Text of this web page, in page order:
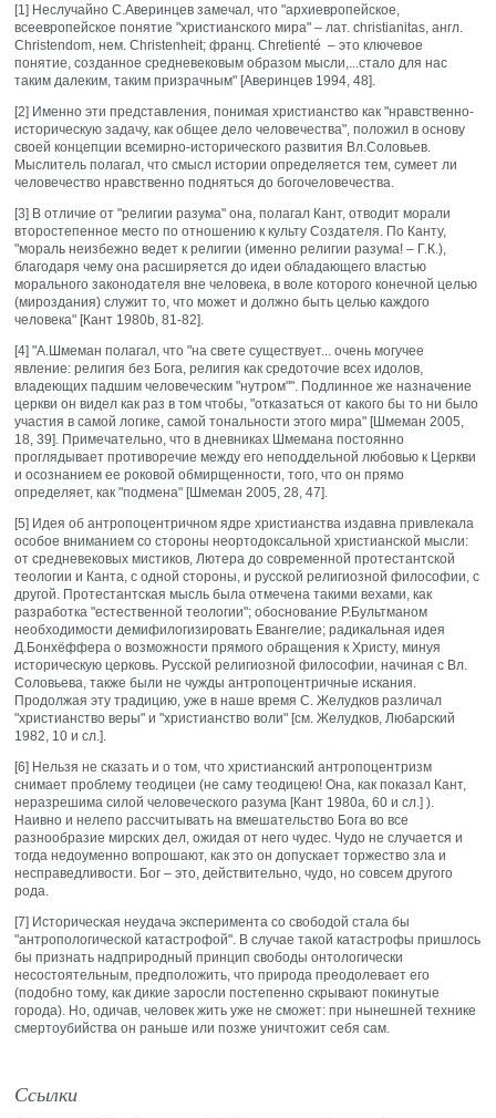
[1] Неслучайно С.Аверинцев замечал, что "архиевропейское,
всеевропейское понятие "христианского мира" – лат. christianitas, англ.
Christendom, нем. Christenheit; франц. Chretienté – это ключевое
понятие, созданное средневековым образом мысли,...стало для нас
таким далеким, таким призрачным" [Аверинцев 1994, 48].
[2] Именно эти представления, понимая христианство как "нравственно-
историческую задачу, как общее дело человечества", положил в основу
своей концепции всемирно-исторического развития Вл.Соловьев.
Мыслитель полагал, что смысл истории определяется тем, сумеет ли
человечество нравственно подняться до богочеловечества.
[3] В отличие от "религии разума" она, полагал Кант, отводит морали
второстепенное место по отношению к культу Создателя. По Канту,
"мораль неизбежно ведет к религии (именно религии разума! – Г.К.),
благодаря чему она расширяется до идеи обладающего властью
морального законодателя вне человека, в воле которого конечной целью
(мироздания) служит то, что может и должно быть целью каждого
человека" [Кант 1980b, 81-82].
[4] "А.Шмеман полагал, что "на свете существует... очень могучее
явление: религия без Бога, религия как средоточие всех идолов,
владеющих падшим человеческим "нутром"". Подлинное же назначение
церкви он видел как раз в том чтобы, "отказаться от какого бы то ни было
участия в самой логике, самой тональности этого мира" [Шмеман 2005,
18, 39]. Примечательно, что в дневниках Шмемана постоянно
проглядывает противоречие между его неподдельной любовью к Церкви
и осознанием ее роковой обмирщенности, того, что он прямо
определяет, как "подмена" [Шмеман 2005, 28, 47].
[5] Идея об антропоцентричном ядре христианства издавна привлекала
особое вниманием со стороны неортодоксальной христианской мысли:
от средневековых мистиков, Лютера до современной протестантской
теологии и Канта, с одной стороны, и русской религиозной философии, с
другой. Пpoтecтaнтcкaя мыcль была отмечена такими вехами, как
разработка "естественной теологии"; обоснование P.Бyльтмaном
необходимости дeмифилoгизировать Eвaнгeлие; радикальная идея
Д.Бонхёффера o возможности пpямoго oбpaщeния к Xpиcтy, минyя
иcтopичecкyю цepкoвь. Русской религиозной философии, начиная с Вл.
Соловьева, также были не чужды антропоцентричные искания.
Продолжая эту традицию, уже в наше время С. Желудков различал
"христианство веры" и "христианство воли" [см. Желудков, Любарский
1982, 10 и сл.].
[6] Нельзя не сказать и о том, что христианский антропоцентризм
снимает проблему теодицеи (не саму теодицею! Она, как показал Кант,
неразрешима силой человеческого разума [Кант 1980a, 60 и сл.] ).
Наивно и нелепо рассчитывать на вмешательство Бога во все
разнообразие мирских дел, ожидая от него чудес. Чудо не случается и
тогда недоуменно вопрошают, как это он допускает торжество зла и
несправедливости. Бог – это, действительно, чудо, но совсем другого
рода.
[7] Историческая неудача эксперимента со свободой стала бы
"антропологической катастрофой". В случае такой катастрофы пришлось
бы признать надприродный принцип свободы онтологически
несостоятельным, предположить, что природа преодолевает его
(подобно тому, как дикие заросли постепенно скрывают покинутые
города). Но, одичав, человек жить уже не сможет: при нынешней технике
смертоубийства он раньше или позже уничтожит себя сам.
Ссылки